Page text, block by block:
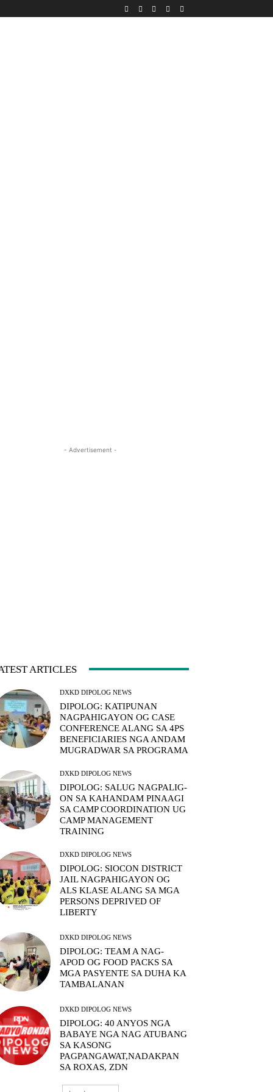
- Advertisement -
ARTICLES
DXKD DIPOLOG NEWS
DIPOLOG: KATIPUNAN
NAGPAHIGAYON OG CASE
CONFERENCE ALANG SA 4PS
BENEFICIARIES NGA ANDAM
MUGRADWAR SA PROGRAMA
DXKD DIPOLOG NEWS
DIPOLOG: SALUG NAGPALIG-
ON SA KAHANDAM PINAAGI
SA CAMP COORDINATION UG
CAMP MANAGEMENT
TRAINING
DXKD DIPOLOG NEWS
DIPOLOG: SIOCON DISTRICT
JAIL NAGPAHIGAYON OG
ALS KLASE ALANG SA MGA
PERSONS DEPRIVED OF
LIBERTY
DXKD DIPOLOG NEWS
DIPOLOG: TEAM A NAG-
APOD OG FOOD PACKS SA
MGA PASYENTE SA DUHA KA
TAMBALANAN
DXKD DIPOLOG NEWS
DIPOLOG: 40 ANYOS NGA
BABAYE NGA NAG ATUBANG
SA KASONG
PAGPANGAWAT,NADAKPAN
SA ROXAS, ZDN